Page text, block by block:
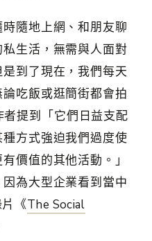
隨地上網、和朋友聊
生活，無需與人面對
到了現在，我們每天
吃飯或逛簡街都會拍
提到「它們日益支配
方式強迫我們過度使
價值的其他活動。」
為大型企業看到當中
《The Social